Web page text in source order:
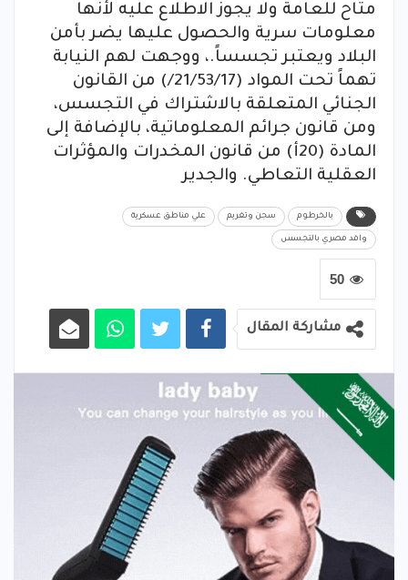
متاح للعامة ولا يجوز الاطلاع عليه لأنها
معلومات سرية والحصول عليها يضر بأمن
البلاد ويعتبر تجسساً.، ووجهت لهم النيابة
تهماً تحت المواد (21/53/17/) من القانون
الجنائي المتعلقة بالاشتراك في التجسس،
ومن قانون جرائم المعلوماتية، بالإضافة إلى
المادة (20أ) من قانون المخدرات والمؤثرات
العقلية التعاطي. والجدير
بالخرطوم سجن وتغريم علي مناطق عسكرية
وافد مصري بالتجسس
50
مشاركة المقال